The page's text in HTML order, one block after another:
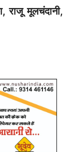
राजू मूलचंदानी,